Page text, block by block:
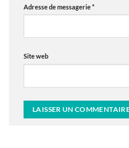
Adresse de messagerie*
Site web